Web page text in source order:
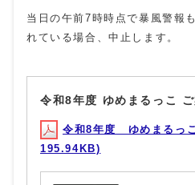
当日の午前7時時点で暴風警報
れている場合、中止します。
令和8年度 ゆめまるっこ
令和8年度 ゆめまるっ
195.94KB)